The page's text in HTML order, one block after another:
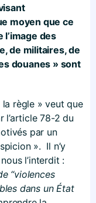
moyen que ce
l’image des
de militaires, de
douanes » sont
règle » veut que
l’article 78-2 du
par un
». Il n’y
l’interdit :
“violences
dans un État